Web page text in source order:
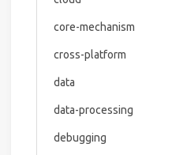
core-mechanism
cross-platform
data
data-processing
debugging